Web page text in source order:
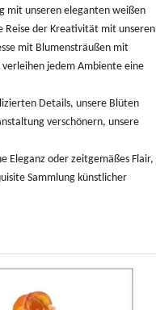
mit unseren eleganten weißen
Reise der Kreativität mit unseren
mit Blumensträußen mit
jedem Ambiente eine
Details, unsere Blüten
verschönern, unsere
Eleganz oder zeitgemäßes Flair,
Sammlung künstlicher